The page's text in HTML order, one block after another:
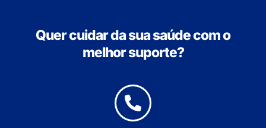
Quer cuidar da sua saúde com o
melhor suporte?